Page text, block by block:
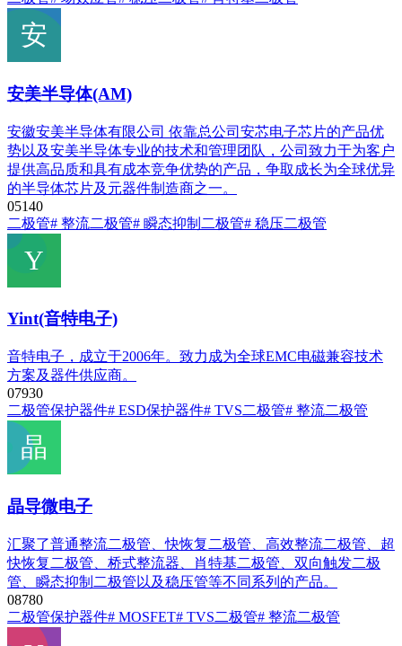
安美半导体(AM)
安徽安美半导体有限公司 依靠总公司安芯电子芯片的产品优
势以及安美半导体专业的技术和管理团队，公司致力于为客户
提供高品质和具有成本竞争优势的产品，争取成长为全球优异
的半导体芯片及元器件制造商之一。
05140
二极管# 整流二极管# 瞬态抑制二极管# 稳压二极管
Yint(音特电子)
音特电子，成立于2006年。致力成为全球EMC电磁兼容技术
方案及器件供应商。
07930
二极管保护器件# ESD保护器件# TVS二极管# 整流二极管
晶导微电子
汇聚了普通整流二极管、快恢复二极管、高效整流二极管、超
快恢复二极管、桥式整流器、肖特基二极管、双向触发二极
管、瞬态抑制二极管以及稳压管等不同系列的产品。
08780
二极管保护器件# MOSFET# TVS二极管# 整流二极管